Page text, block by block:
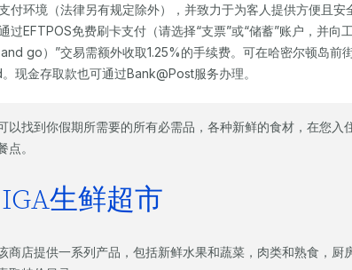
付环境（法律另有规定除外），并致力于为客人提供方便且安
过EFTPOS免费刷卡支付（请选择“支票”或“储蓄”账户，并向
go）”交易需额外收取1.25%的手续费。可在哈密尔顿岛前
现金存取款也可通过Bank@Post服务办理。
以找到你假期所需要的所有必需品，各种新鲜的食材，在您入
。
生鲜超市
商店提供一系列产品，包括新鲜水果和蔬菜，肉类和熟食，厨